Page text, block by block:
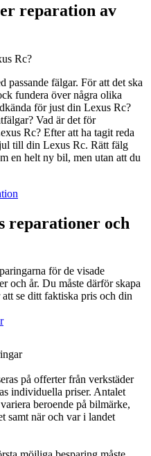
reparation av
Rc?
passande fälgar. För att det ska
fundera över några olika
för just din Lexus Rc?
Vad är det för
Rc? Efter att ha tagit reda
till din Lexus Rc. Rätt fälg
en helt ny bil, men utan att du
reparationer och
för de visade
och år. Du måste därför skapa
se ditt faktiska pris och din
på offerter från verkstäder
individuella priser. Antalet
beroende på bilmärke,
samt när och var i landet